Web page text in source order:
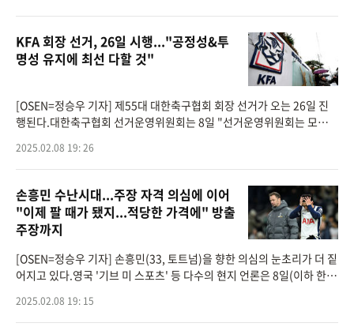
KFA 회장 선거, 26일 시행..."공정성&투
명성 유지에 최선 다할 것"
[OSEN=정승우 기자] 제55대 대한축구협회 회장 선거가 오는 26일 진
행된다.대한축구협회 선거운영위원회는 8일 "선거운영위원회는 모든
역할을 맡고 있
2025.02.08 19: 26
손흥민 수난시대...주장 자격 의심에 이어
"이제 팔 때가 됐지...적당한 가격에" 방출
주장까지
[OSEN=정승우 기자] 손흥민(33, 토트넘)을 향한 의심의 눈초리가 더 짙
어지고 있다.영국 '기브 미 스포츠' 등 다수의 현지 언론은 8일(이하 한국
더 나을
2025.02.08 19: 15